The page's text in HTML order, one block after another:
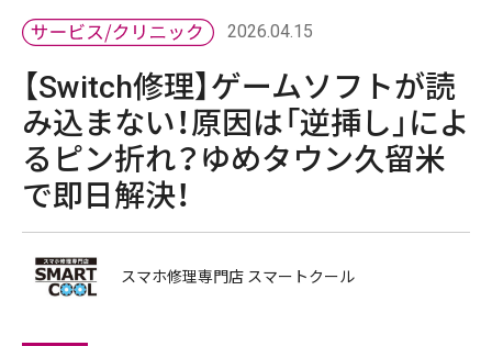
2026.04.15
【Switch修理】ゲームソフトが読
み込まない！原因は「逆挿し」によ
るピン折れ？ゆめタウン久留米
で即日解決！
スマホ修理専門店 スマートクール